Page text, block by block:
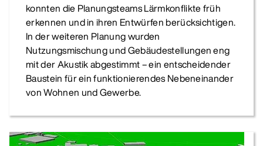
konnten die Planungsteams Lärmkonflikte früh
erkennen und in ihren Entwürfen berücksichtigen.
In der weiteren Planung wurden
Nutzungsmischung und Gebäudestellungen eng
mit der Akustik abgestimmt – ein entscheidender
Baustein für ein funktionierendes Nebeneinander
von Wohnen und Gewerbe.